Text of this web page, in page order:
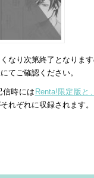
なり次第終了となります
てご確認ください。
信時には Renta!限定版と
れぞれに収録されます。